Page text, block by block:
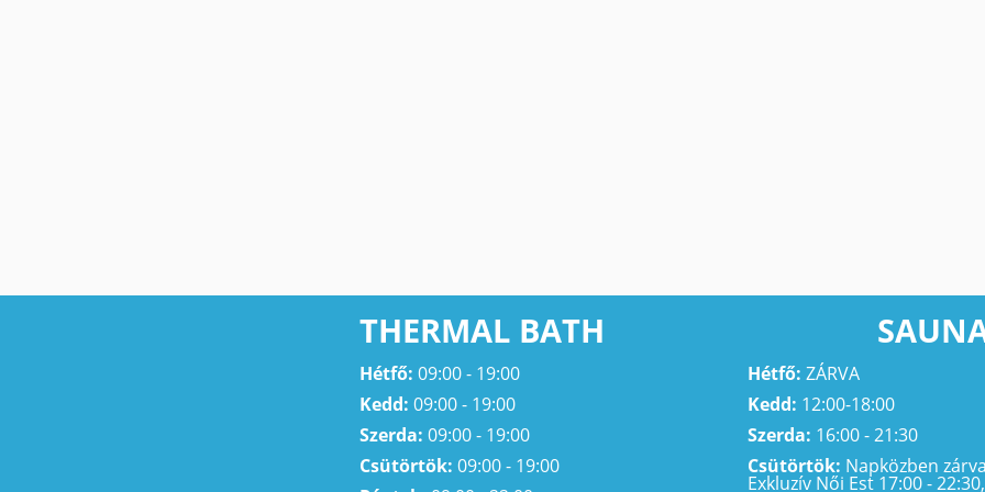
THERMAL BATH
Hétfő: 09:00 - 19:00
Kedd: 09:00 - 19:00
Szerda: 09:00 - 19:00
Csütörtök: 09:00 - 19:00
Hétfő: ZÁRVA
Kedd: 12:00-18:00
Szerda: 16:00 - 21:30
Csütörtök: Napközben
Exkluzív Női Est 17:00 -